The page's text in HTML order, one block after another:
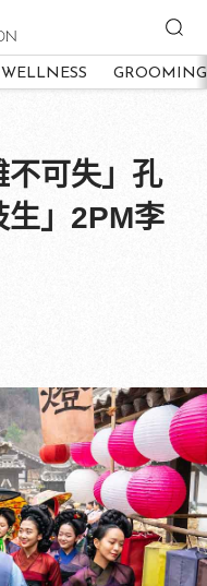
WELLNESS GROOMING
不可失」孔
生」2PM李